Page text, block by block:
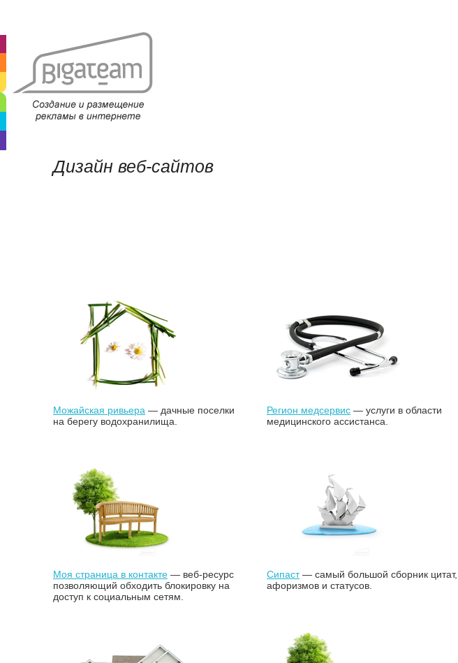
Дизайн веб-сайтов
Можайская ривьера — дачные поселки
на берегу водохранилища.
Регион медсервис — услуги в области
медицинского ассистанса.
Моя страница в контакте — веб-ресурс
позволяющий обходить блокировку на
доступ к социальным сетям.
Сипаст— самый большой сборник цитат,
афоризмов и статусов.